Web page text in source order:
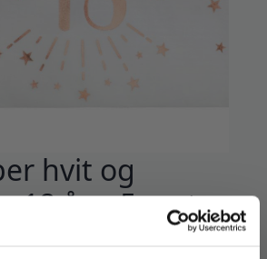
hvit og
18 år – 5 meter